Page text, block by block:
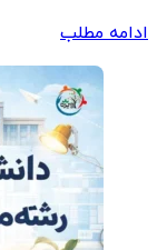
ادامه مطلب